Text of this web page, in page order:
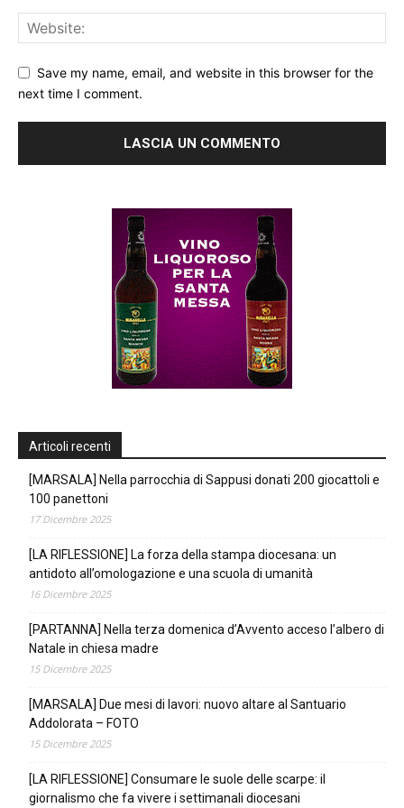
Save my name, email, and website in this browser for the
next time I comment.
Articoli recenti
[MARSALA] Nella parrocchia di Sappusi donati 200 giocattoli e
100 panettoni
17 Dicembre 2025
[LA RIFLESSIONE] La forza della stampa diocesana: un
antidoto all’omologazione e una scuola di umanità
16 Dicembre 2025
[PARTANNA] Nella terza domenica d’Avvento acceso l’albero di
Natale in chiesa madre
15 Dicembre 2025
[MARSALA] Due mesi di lavori: nuovo altare al Santuario
Addolorata – FOTO
15 Dicembre 2025
[LA RIFLESSIONE] Consumare le suole delle scarpe: il
giornalismo che fa vivere i settimanali diocesani